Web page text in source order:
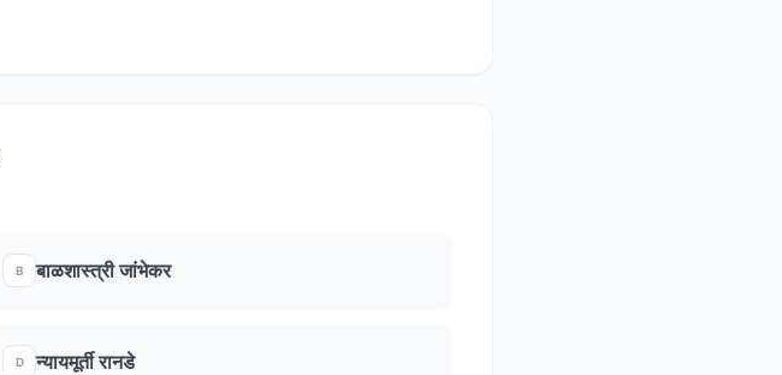
B बाळशास्त्री जांभेकर
D न्यायमूर्ती रानडे